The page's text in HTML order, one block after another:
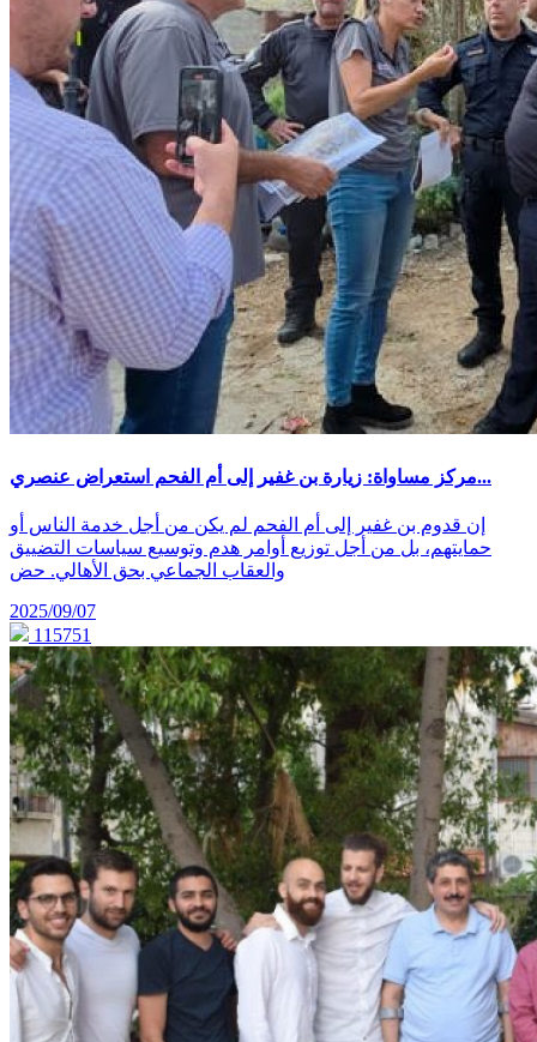
مركز مساواة: زيارة بن غفير إلى أم الفحم استعراض عنصري...
إن قدوم بن غفير إلى أم الفحم لم يكن من أجل خدمة الناس أو
حمايتهم، بل من أجل توزيع أوامر هدم وتوسيع سياسات التضييق
والعقاب الجماعي بحق الأهالي. حض
2025/09/07
115751